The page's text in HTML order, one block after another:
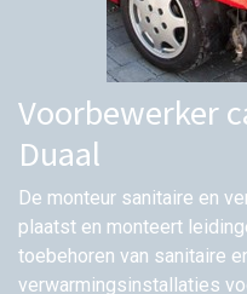
Voorbewerker
Duaal
De monteur sanitaire en
plaatst en monteert
toebehoren van sanitaire
verwarmingsinstallaties